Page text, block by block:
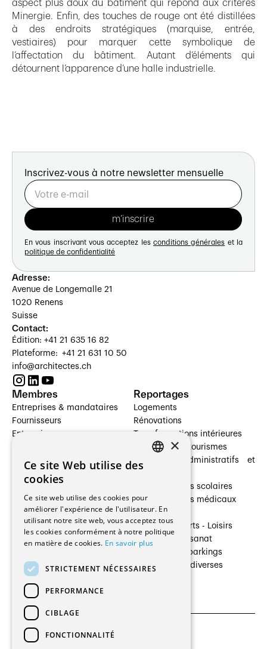
aspect plus doux du bâtiment qui répond aux critères
Minergie. Enfin, des touches de rouge ont été distillées
à des endroits stratégiques (marquise, entrée,
vestiaires) pour marquer cette symbolique de
l’affectation du bâtiment. Autant d’éléments qui
détournent l’apparence d’une halle industrielle.
Inscrivez-vous à notre newsletter mensuelle
En vous inscrivant vous acceptez les conditions générales et la
politique de confidentialité
Adresse:
Avenue de Longemalle 21
1020 Renens
Suisse
Contact:
Édition: +41 21 635 16 82
Plateforme: +41 21 631 10 50
info@architectes.ch
Membres
Entreprises & mandataires
Fournisseurs
Entreprises
Architectes paysagistes
Architectes d'intérieur
Entreprises générales
Ingénieurs et mandataires
Fabricants / Fournisseurs
Régies immobilières
Gestion PPE
Reportages
Logements
Rénovations
Transformations intérieures
Hôtelleries et tourismes
Bâtiments administratifs et
Établissements scolaires
Établissements médicaux
Villas
Cultures - Sports - Loisirs
Industrie - Artisanat
Transports et parkings
Constructions diverses
CGU et Politique de confidentialités
×
Ce site Web utilise des
cookies
Ce site web utilise des cookies pour
améliorer l'expérience de l'utilisateur. En
utilisant notre site web, vous acceptez tous
les cookies conformément à notre politique
en matière de cookies. En savoir plus
STRICTEMENT NÉCESSAIRES
PERFORMANCE
CIBLAGE
FONCTIONNALITÉ